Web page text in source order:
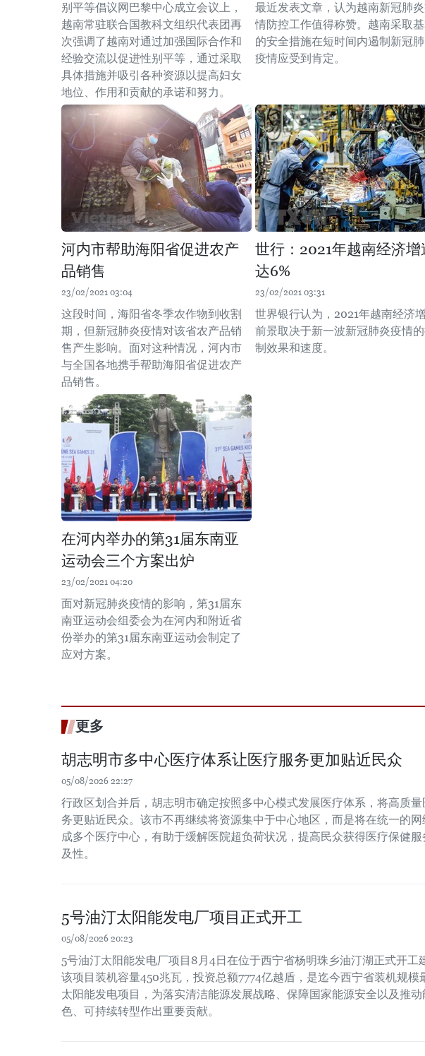
别平等倡议网巴黎中心成立会议上，
越南常驻联合国教科文组织代表团再
次强调了越南对通过加强国际合作和
经验交流以促进性别平等，通过采取
具体措施并吸引各种资源以提高妇女
地位、作用和贡献的承诺和努力。
最近发表文章，认为越南新冠肺
情防控工作值得称赞。越南采取
的安全措施在短时间内遏制新冠
疫情应受到肯定。
河内市帮助海阳省促进农产
品销售
23/02/2021 03:04
这段时间，海阳省冬季农作物到收割
期，但新冠肺炎疫情对该省农产品销
售产生影响。面对这种情况，河内市
与全国各地携手帮助海阳省促进农产
品销售。
世行：2021年越南经济增
达6%
23/02/2021 03:31
世界银行认为，2021年越南经济
前景取决于新一波新冠肺炎疫情
制效果和速度。
在河内举办的第31届东南亚
运动会三个方案出炉
23/02/2021 04:20
面对新冠肺炎疫情的影响，第31届东
南亚运动会组委会为在河内和附近省
份举办的第31届东南亚运动会制定了
应对方案。
更多
胡志明市多中心医疗体系让医疗服务更加贴近民众
05/08/2026 22:27
行政区划合并后，胡志明市确定按照多中心模式发展医疗体系，将高质量
务更贴近民众。该市不再继续将资源集中于中心地区，而是将在统一的网
成多个医疗中心，有助于缓解医院超负荷状况，提高民众获得医疗保健
及性。
5号油汀太阳能发电厂项目正式开工
05/08/2026 20:23
5号油汀太阳能发电厂项目8月4日在位于西宁省杨明珠乡油汀湖正式开工
该项目装机容量450兆瓦，投资总额7774亿越盾，是迄今西宁省装机规模
太阳能发电项目，为落实清洁能源发展战略、保障国家能源安全以及推
色、可持续转型作出重要贡献。